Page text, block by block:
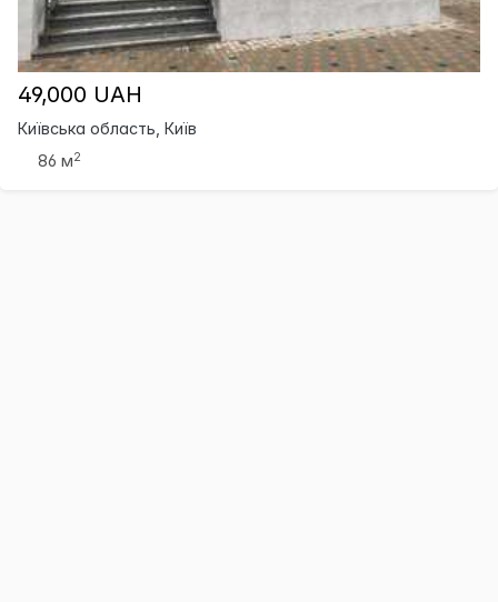
49,000 UAH
Київська область, Київ
86 м2